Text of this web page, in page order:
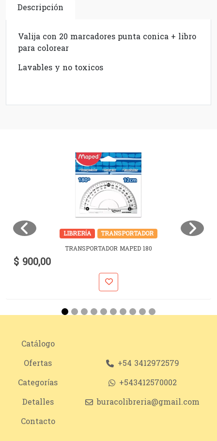
Descripción
Valija con 20 marcadores punta conica + libro
para colorear
Lavables y no toxicos
LIBRERÍA
TRANSPORTADOR
TRANSPORTADOR MAPED 180
$ 900,00
Catálogo
Ofertas
Categorías
Detalles
Contacto
+54 3412972579
+543412570002
buracolibreria@gmail.com